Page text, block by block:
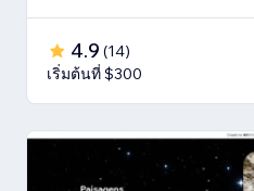
4.9 (14)
เริ่มต้นที่ $300